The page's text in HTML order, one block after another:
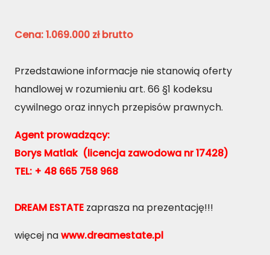
Cena: 1.069.000 zł brutto
Przedstawione informacje nie stanowią oferty
handlowej w rozumieniu art. 66 §1 kodeksu
cywilnego oraz innych przepisów prawnych.
Agent prowadzący:
Borys Matlak (licencja zawodowa nr 17428)
TEL: + 48 665 758 968
DREAM ESTATE zaprasza na prezentację!!!
więcej nawww.dreamestate.pl